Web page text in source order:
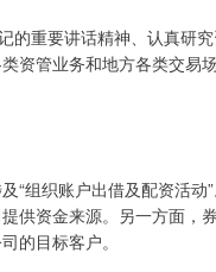
的重要讲话精神、认真研
资管业务和地方各类交易
“组织账户出借及配资活
供资金来源。另一方面，
的目标客户。